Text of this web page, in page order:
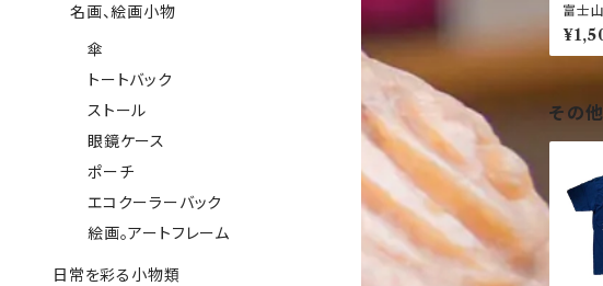
富士
【伊豆
【限定
その
名画、絵画小物
傘
トートバック
ストール
眼鏡ケース
ポーチ
エコクーラーバック
絵画。アートフレーム
日常を彩る小物類